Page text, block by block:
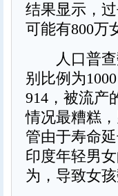
结果显示，
可能有800万
人口普查
别比例为
914，被流产
情况最糟糕
管由于寿命
印度年轻男
为，导致女